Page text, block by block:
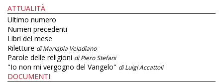
ATTUALITÀ
Ultimo numero
Numeri precedenti
Libri del mese
Riletture di Mariapia Veladiano
Parole delle religioni di Piero Stefani
"Io non mi vergogno del Vangelo" di Luigi Accattoli
DOCUMENTI